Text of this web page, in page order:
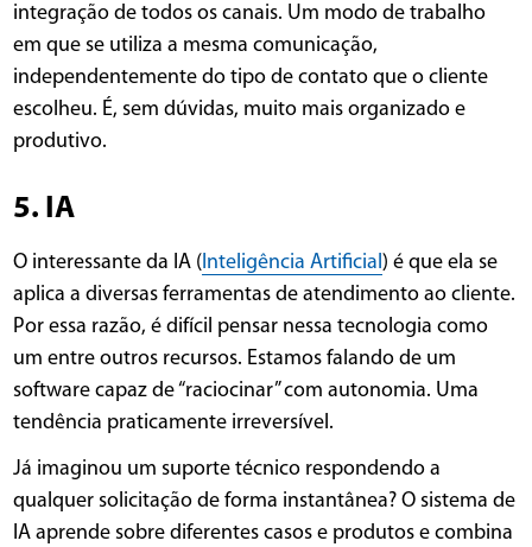
integração de todos os canais. Um modo de trabalho
em que se utiliza a mesma comunicação,
independentemente do tipo de contato que o cliente
escolheu. É, sem dúvidas, muito mais organizado e
produtivo.
5. IA
O interessante da IA (Inteligência Artificial) é que ela se
aplica a diversas ferramentas de atendimento ao cliente.
Por essa razão, é difícil pensar nessa tecnologia como
um entre outros recursos. Estamos falando de um
software capaz de “raciocinar” com autonomia. Uma
tendência praticamente irreversível.
Já imaginou um suporte técnico respondendo a
qualquer solicitação de forma instantânea? O sistema de
IA aprende sobre diferentes casos e produtos e combina